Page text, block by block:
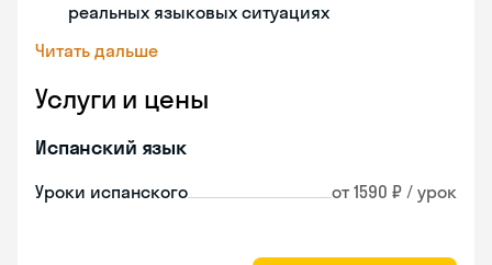
реальных языковых ситуациях
Читать дальше
Услуги и цены
Испанский язык
Уроки испанского от 1590 ₽ / урок